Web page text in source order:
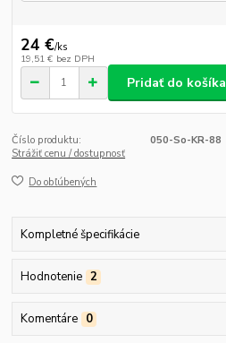
24 €/ks
19,51 € bez DPH
Pridať do košíka
Číslo produktu:
050-So-KR-88
Strážiť cenu / dostupnosť
Do obľúbených
Kompletné špecifikácie
Hodnotenie 2
Komentáre 0